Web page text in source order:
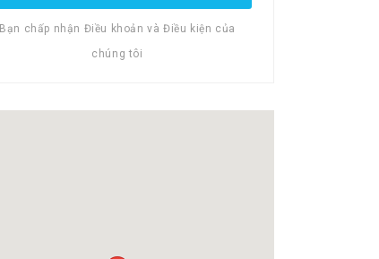
Bạn chấp nhận Điều khoản và Điều kiện của
chúng tôi